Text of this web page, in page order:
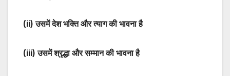
(ii) उसमें देश भक्ति और त्याग की भावना है
(iii) उसमें श्रृद्धा और सम्मान की भावना है